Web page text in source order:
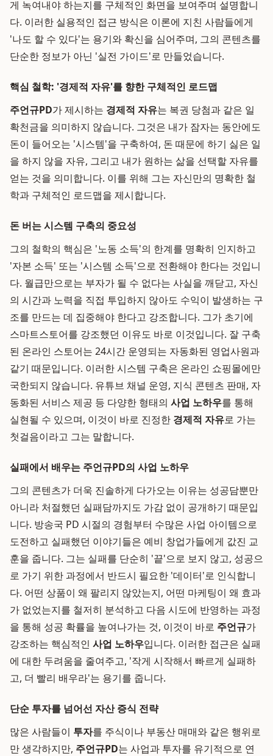
게 녹여내야 하는지를 구체적인 화면을 보여주며 설명합니
다. 이러한 실용적인 접근 방식은 이론에 지친 사람들에게
'나도 할 수 있다'는 용기와 확신을 심어주며, 그의 콘텐츠를
단순한 정보가 아닌 '실전 가이드'로 만들었습니다.
핵심 철학: '경제적 자유'를 향한 구체적인 로드맵
주언규PD가 제시하는 경제적 자유는 복권 당첨과 같은 일
확천금을 의미하지 않습니다. 그것은 내가 잠자는 동안에도
돈이 들어오는 '시스템'을 구축하여, 돈 때문에 하기 싫은 일
을 하지 않을 자유, 그리고 내가 원하는 삶을 선택할 자유를
얻는 것을 의미합니다. 이를 위해 그는 자신만의 명확한 철
학과 구체적인 로드맵을 제시합니다.
돈 버는 시스템 구축의 중요성
그의 철학의 핵심은 '노동 소득'의 한계를 명확히 인지하고
'자본 소득' 또는 '시스템 소득'으로 전환해야 한다는 것입니
다. 월급만으로는 부자가 될 수 없다는 사실을 깨닫고, 자신
의 시간과 노력을 직접 투입하지 않아도 수익이 발생하는 구
조를 만드는 데 집중해야 한다고 강조합니다. 그가 초기에
스마트스토어를 강조했던 이유도 바로 이것입니다. 잘 구축
된 온라인 스토어는 24시간 운영되는 자동화된 영업사원과
같기 때문입니다. 이러한 시스템 구축은 온라인 쇼핑몰에만
국한되지 않습니다. 유튜브 채널 운영, 지식 콘텐츠 판매, 자
동화된 서비스 제공 등 다양한 형태의 사업 노하우를 통해
실현될 수 있으며, 이것이 바로 진정한 경제적 자유로 가는
첫걸음이라고 그는 말합니다.
실패에서 배우는 주언규PD의 사업 노하우
그의 콘텐츠가 더욱 진솔하게 다가오는 이유는 성공담뿐만
아니라 처절했던 실패담까지도 가감 없이 공개하기 때문입
니다. 방송국 PD 시절의 경험부터 수많은 사업 아이템으로
도전하고 실패했던 이야기들은 예비 창업가들에게 값진 교
훈을 줍니다. 그는 실패를 단순히 '끝'으로 보지 않고, 성공으
로 가기 위한 과정에서 반드시 필요한 '데이터'로 인식합니
다. 어떤 상품이 왜 팔리지 않았는지, 어떤 마케팅이 왜 효과
가 없었는지를 철저히 분석하고 다음 시도에 반영하는 과정
을 통해 성공 확률을 높여나가는 것, 이것이 바로 주언규가
강조하는 핵심적인 사업 노하우입니다. 이러한 접근은 실패
에 대한 두려움을 줄여주고, '작게 시작해서 빠르게 실패하
고, 더 빨리 배우라'는 용기를 줍니다.
단순 투자를 넘어선 자산 증식 전략
많은 사람들이 투자를 주식이나 부동산 매매와 같은 행위로
만 생각하지만, 주언규PD는 사업과 투자를 유기적으로 연